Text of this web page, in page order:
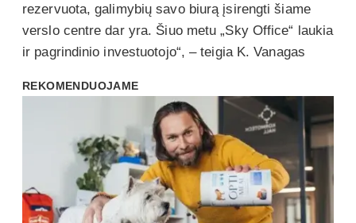
rezervuota, galimybių savo biurą įsirengti šiame
verslo centre dar yra. Šiuo metu „Sky Office“ laukia
ir pagrindinio investuotojo“, – teigia K. Vanagas
REKOMENDUOJAME